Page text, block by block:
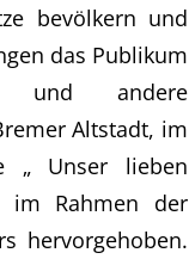
bevölkern und
das Publikum
und andere
Altstadt, im
„ Unser lieben
im Rahmen der
hervorgehoben.